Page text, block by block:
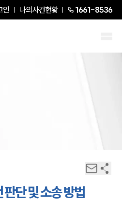
인 나의사건현황 1661-8536
단 및 소송 방법